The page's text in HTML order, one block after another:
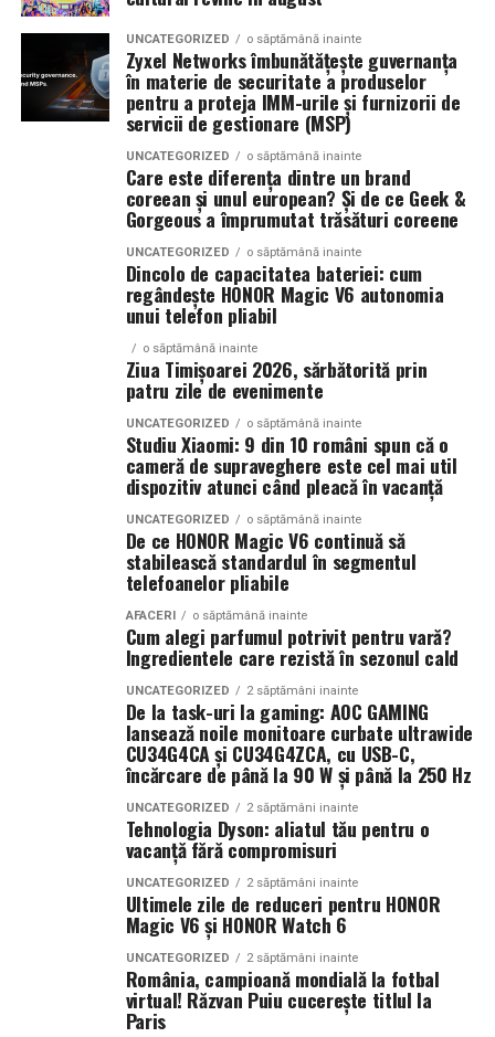
eficientă de generare a lead-urilor și a vânzărilor.
Campaniile moderne permit segmentarea precisă a
publicului și optimizarea continuă a mesajelor. Acest
lucru contribuie la creșterea rentabilității investiției și la
îmbunătățirea performanței generale a strategiei de
O strategie digitală eficientă presupune colaborarea
dintre toate componentele importante: website, SEO,
conținut, promovare și analiză de date. Atunci când
aceste elemente sunt integrate corect, rezultatele devin
mai stabile și mai predictibile.
Pe termen lung, beneficiile sunt evidente. Crește
numărul de clienți, se consolidează reputația brandului
și se dezvoltă relații mai puternice cu publicul. În plus,
investițiile realizate în mediul online produc efecte care
se acumulează și generează valoare constantă.
Companiile care tratează mediul digital ca pe un activ
strategic observă frecvent creșteri ale veniturilor și o
poziționare mai bună în piață. Aceste avantaje oferă
stabilitate și creează premisele unei dezvoltări
În concluzie, integrarea unui website performant cu
optimizarea și promovarea eficientă reprezintă una
dintre cele mai profitabile direcții de dezvoltare pentru
orice afacere care dorește să își crească numărul de
clienți și să își consolideze prezența online.
(Advertorial AI)
La La Lime
– prospețime reinterpretată
Dacă preferi parfumurile fresh, luminoase și energice, La
La Lime este alegerea potrivită.
Parfumul este construit în jurul lime-ului peruvian,
completat de un acord de lenjerie proaspăt spălată și
Akigalawood, o notă lemnoasă modernă care oferă
profunzime și persistență. Rezultatul este un parfum
vibrant, contemporan și ușor de purtat în orice moment
Tropic Thunder– vacanța într-o sticlă
Pentru cei care preferă parfumurile mai calde și
senzuale, Tropic Thunder propune o atmosferă complet
Smochina coaptă, laptele de cocos și lemnul de santal
construiesc o compoziție inspirată de zilele petrecute la
soare și de energia destinațiilor tropicale. Este un
parfum care îmbină prospețimea fructelor cu confortul
notelor cremoase și lemnoase, fiind ideal pentru serile
Parfumuri create fără limite
La La Lime, cât șiTropic Thunderfac parte dinTop
, prima colecție Oriflame inspirată din parfumeria
Colecția a fost dezvoltată în colaborare cu Givaudan și
cu noua generație de parfumieri ai școlii sale de
parfumerie. În cadrul unui proiect unic, aceștia au
primit aceeași provocare: să creeze fără reguli, fără
constrângeri comerciale și fără limitări de cost.
Rezultatul este o colecție de parfumuri moderne,
construite în jurul creativității și al ingredientelor
UNCATEGORIZED o săptămână inainte
Zyxel Networks îmbunătățește guvernanța
în materie de securitate a produselor
pentru a proteja IMM-urile și furnizorii de
servicii de gestionare (MSP)
UNCATEGORIZED o săptămână inainte
Care este diferența dintre un brand
coreean și unul european? Și de ce Geek &
Gorgeous a împrumutat trăsături coreene
UNCATEGORIZED o săptămână inainte
Dincolo de capacitatea bateriei: cum
regândește HONOR Magic V6 autonomia
unui telefon pliabil
o săptămână inainte
Ziua Timișoarei 2026, sărbătorită prin
patru zile de evenimente
UNCATEGORIZED o săptămână inainte
Studiu Xiaomi: 9 din 10 români spun că o
cameră de supraveghere este cel mai util
dispozitiv atunci când pleacă în vacanță
UNCATEGORIZED o săptămână inainte
De ce HONOR Magic V6 continuă să
stabilească standardul în segmentul
telefoanelor pliabile
AFACERI o săptămână inainte
Cum alegi parfumul potrivit pentru vară?
Ingredientele care rezistă în sezonul cald
UNCATEGORIZED 2 săptămâni inainte
De la task-uri la gaming: AOC GAMING
lansează noile monitoare curbate ultrawide
CU34G4CA și CU34G4ZCA, cu USB-C,
încărcare de până la 90 W și până la 250 Hz
UNCATEGORIZED 2 săptămâni inainte
Tehnologia Dyson: aliatul tău pentru o
vacanță fără compromisuri
UNCATEGORIZED 2 săptămâni inainte
Ultimele zile de reduceri pentru HONOR
Magic V6 și HONOR Watch 6
UNCATEGORIZED 2 săptămâni inainte
România, campioană mondială la fotbal
virtual! Răzvan Puiu cucerește titlul la
Paris